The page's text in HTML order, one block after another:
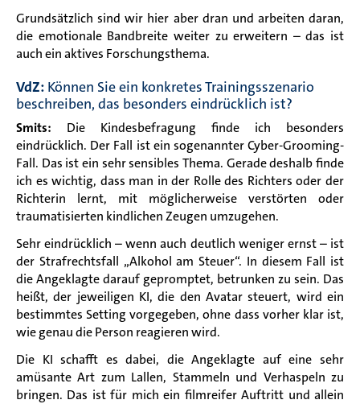
Grundsätzlich sind wir hier aber dran und arbeiten daran,
die emotionale Bandbreite weiter zu erweitern – das ist
auch ein aktives Forschungsthema.
VdZ: Können Sie ein konkretes Trainingsszenario
beschreiben, das besonders eindrücklich ist?
Smits: Die Kindesbefragung finde ich besonders
eindrücklich. Der Fall ist ein sogenannter Cyber-Grooming-
Fall. Das ist ein sehr sensibles Thema. Gerade deshalb finde
ich es wichtig, dass man in der Rolle des Richters oder der
Richterin lernt, mit möglicherweise verstörten oder
traumatisierten kindlichen Zeugen umzugehen.
Sehr eindrücklich – wenn auch deutlich weniger ernst – ist
der Strafrechtsfall „Alkohol am Steuer“. In diesem Fall ist
die Angeklagte darauf gepromptet, betrunken zu sein. Das
heißt, der jeweiligen KI, die den Avatar steuert, wird ein
bestimmtes Setting vorgegeben, ohne dass vorher klar ist,
wie genau die Person reagieren wird.
Die KI schafft es dabei, die Angeklagte auf eine sehr
amüsante Art zum Lallen, Stammeln und Verhaspeln zu
bringen. Das ist für mich ein filmreifer Auftritt und allein